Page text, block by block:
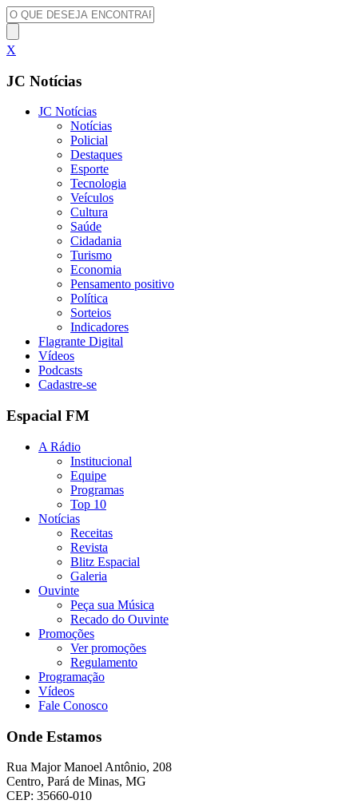
X
JC Notícias
JC Notícias
Notícias
Policial
Destaques
Esporte
Tecnologia
Veículos
Cultura
Saúde
Cidadania
Turismo
Economia
Pensamento positivo
Política
Sorteios
Indicadores
Flagrante Digital
Vídeos
Podcasts
Cadastre-se
Espacial FM
A Rádio
Institucional
Equipe
Programas
Top 10
Notícias
Receitas
Revista
Blitz Espacial
Galeria
Ouvinte
Peça sua Música
Recado do Ouvinte
Promoções
Ver promoções
Regulamento
Programação
Vídeos
Fale Conosco
Onde Estamos
Rua Major Manoel Antônio, 208
Centro, Pará de Minas, MG
CEP: 35660-010